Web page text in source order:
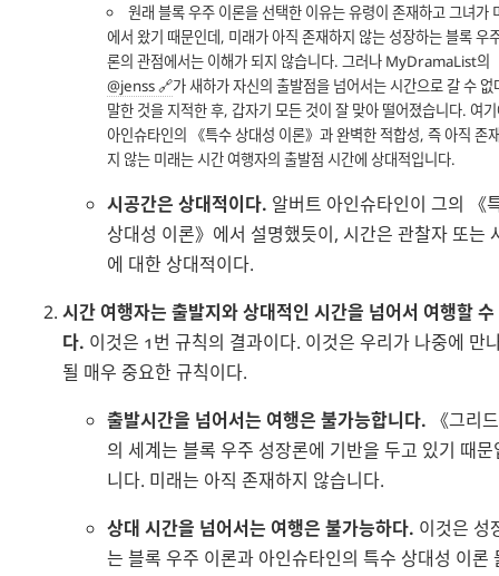
원래 블록 우주 이론을 선택한 이유는 유령이 존재하고 그녀가
에서 왔기 때문인데, 미래가 아직 존재하지 않는 성장하는 블록 우
론의 관점에서는 이해가 되지 않습니다. 그러나 MyDramaList의
@jenss
가 새하가 자신의 출발점을 넘어서는 시간으로 갈 수 없
말한 것을 지적한 후, 갑자기 모든 것이 잘 맞아 떨어졌습니다. 여
아인슈타인의
특수 상대성 이론
과 완벽한 적합성, 즉 아직 존
지 않는 미래는 시간 여행자의 출발점 시간에 상대적입니다.
시공간은 상대적이다. 알버트 아인슈타인이 그의
상대성 이론
에서 설명했듯이, 시간은 관찰자 또는
에 대한 상대적이다.
시간 여행자는 출발지와 상대적인 시간을 넘어서 여행할 수
다. 이것은 1번 규칙의 결과이다. 이것은 우리가 나중에 만
될 매우 중요한 규칙이다.
출발시간을 넘어서는 여행은 불가능합니다.
그리드
의 세계는 블록 우주 성장론에 기반을 두고 있기 때문
니다. 미래는 아직 존재하지 않습니다.
상대 시간을 넘어서는 여행은 불가능하다. 이것은 성
는 블록 우주 이론과 아인슈타인의 특수 상대성 이론